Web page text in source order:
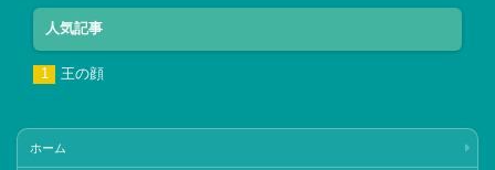
人気記事
王の顔
ホーム